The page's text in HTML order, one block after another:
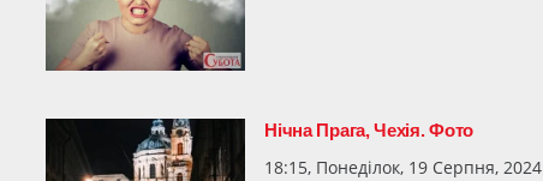
Нічна Прага, Чехія. Фото
18:15, Понеділок, 19 Серпня, 2024